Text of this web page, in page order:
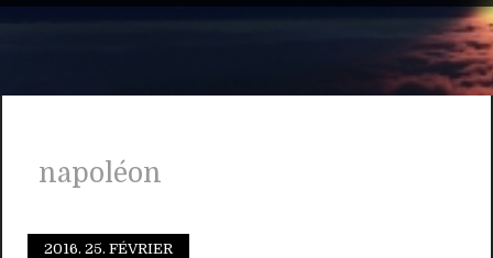
napoléon
2016. 25. FÉVRIER